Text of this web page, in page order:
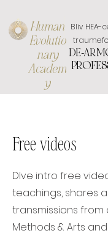
Human
Evolutio
nary
Academ
y
Bliv HEA-
DE-
Free videos
DIve intro free
teachings, shares
transmissions from
Methods & Arts